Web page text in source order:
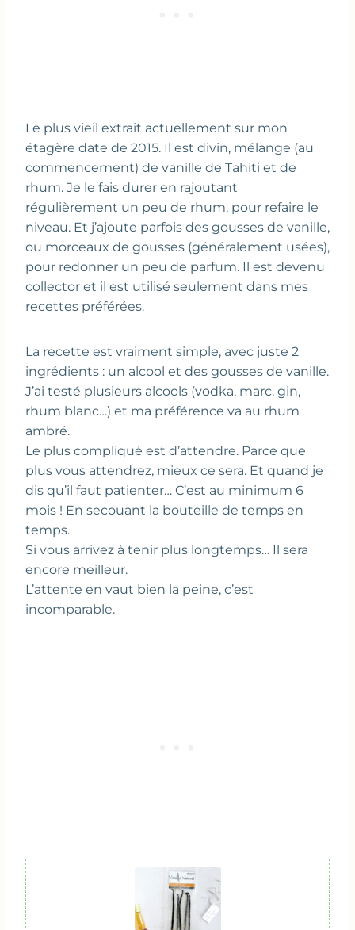
Le plus vieil extrait actuellement sur mon
étagère date de 2015. Il est divin, mélange (au
commencement) de vanille de Tahiti et de
rhum. Je le fais durer en rajoutant
régulièrement un peu de rhum, pour refaire le
niveau. Et j’ajoute parfois des gousses de vanille,
ou morceaux de gousses (généralement usées),
pour redonner un peu de parfum. Il est devenu
collector et il est utilisé seulement dans mes
recettes préférées.
La recette est vraiment simple, avec juste 2
ingrédients : un alcool et des gousses de vanille.
J’ai testé plusieurs alcools (vodka, marc, gin,
rhum blanc…) et ma préférence va au rhum
ambré.
Le plus compliqué est d’attendre. Parce que
plus vous attendrez, mieux ce sera. Et quand je
dis qu’il faut patienter… C’est au minimum 6
mois ! En secouant la bouteille de temps en
temps.
Si vous arrivez à tenir plus longtemps… Il sera
encore meilleur.
L’attente en vaut bien la peine, c’est
incomparable.